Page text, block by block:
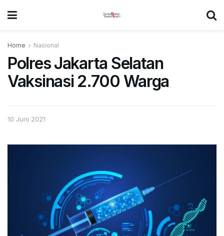
Home Nasional
Polres Jakarta Selatan
Vaksinasi 2.700 Warga
10 Juni 2021